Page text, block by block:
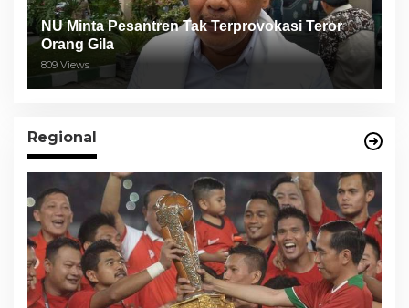
NU Minta Pesantren Tak Terprovokasi Teror
Orang Gila
809 Views
Regional